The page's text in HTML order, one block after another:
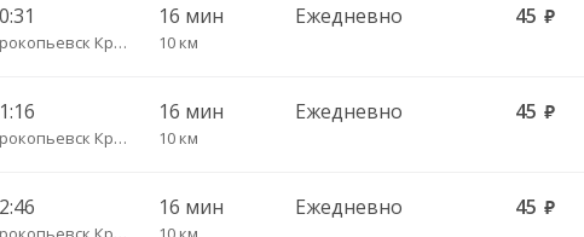
Прокопьевск Красный Углекоп
16 мин
10 км
Ежедневно 45 руб.
Прокопьевск Красный Углекоп
16 мин
10 км
Ежедневно 45 руб.
16 мин Ежедневно 45 руб.